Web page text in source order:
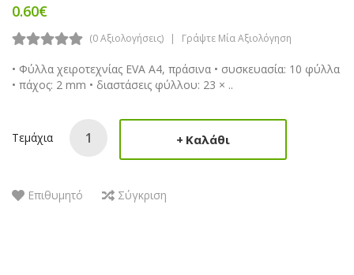
0.60€
(0 Αξιολογήσεις) Γράψτε Μία Αξιολόγηση
• Φύλλα χειροτεχνίας EVA A4, πράσινα • συσκευασία: 10 φύλλα
• πάχος: 2 mm • διαστάσεις φύλλου: 23 × ..
Τεμάχια Καλάθι
Επιθυμητό Σύγκριση